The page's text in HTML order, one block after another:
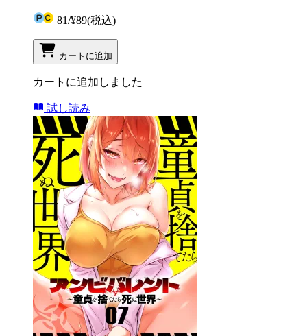
81/¥89(税込)
カートに追加
カートに追加しました
試し読み